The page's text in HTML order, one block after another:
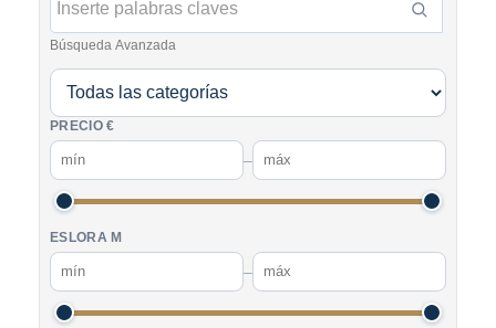
Búsqueda Avanzada
PRECIO €
–
ESLORA M
–